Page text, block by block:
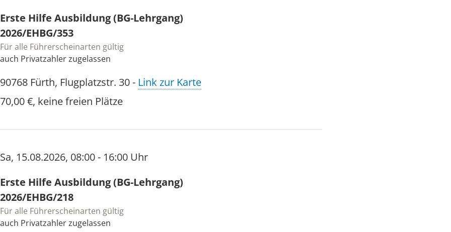
Erste Hilfe Ausbildung (BG-Lehrgang)
2026/EHBG/353
Für alle Führerscheinarten gültig
auch Privatzahler zugelassen
90768 Fürth, Flugplatzstr. 30- Link zur Karte
70,00 €, keine freien Plätze
Sa, 15.08.2026, 08:00 - 16:00 Uhr
Erste Hilfe Ausbildung (BG-Lehrgang)
2026/EHBG/218
Für alle Führerscheinarten gültig
auch Privatzahler zugelassen